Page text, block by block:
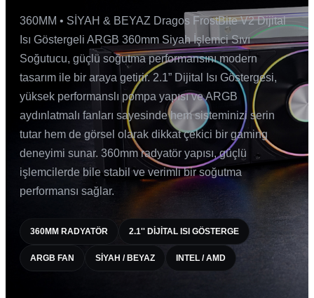
360MM • SİYAH & BEYAZ Dragos FrostBite V2 Dijital
Isı Göstergeli ARGB 360mm Siyah İşlemci Sıvı
Soğutucu, güçlü soğutma performansını modern
tasarım ile bir araya getirir. 2.1” Dijital Isı Göstergesi,
yüksek performanslı pompa yapısı ve ARGB
aydınlatmalı fanları sayesinde hem sisteminizi serin
tutar hem de görsel olarak dikkat çekici bir gaming
deneyimi sunar. 360mm radyatör yapısı, güçlü
işlemcilerde bile stabil ve verimli bir soğutma
performansı sağlar.
360MM RADYATÖR 2.1'' DIJITAL ISI GÖSTERGE
ARGB FAN SIYAH / BEYAZ INTEL / AMD